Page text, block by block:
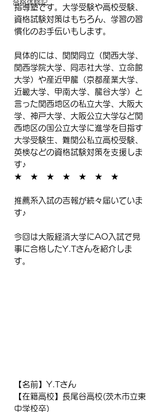
合格体験記
指導塾です。大学受験や高校受験、
資格試験対策はもちろん、学習の習
慣化のお手伝いもします。
具体的には、関関同立（関西大学、
関西学院大学、同志社大学、立命館
大学）や産近甲龍（京都産業大学、
近畿大学、甲南大学、龍谷大学）と
言った関西地区の私立大学、大阪大
学、神戸大学、大阪公立大学など関
西地区の国公立大学に進学を目指す
大学受験生、難関公私立高校受験、
英検などの資格試験対策を支援しま
す♪
★　★　★　★　★　★　★
推薦系入試の吉報が続々届いていま
す♪
今回は大阪経済大学にAO入試で見
事に合格したY.Tさんを紹介しま
す。
【名前】Y.Tさん
【在籍高校】長尾谷高校(茨木市立東
中学校卒)